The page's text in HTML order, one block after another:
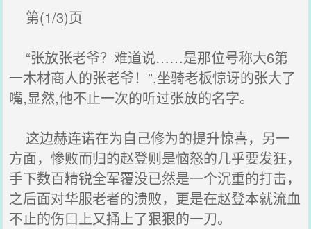
第(1/3)页
“张放张老爷？难道说……是那位号称大6第
一木材商人的张老爷！”,坐骑老板惊讶的张大了
嘴,显然,他不止一次的听过张放的名字。
这边赫连诺在为自己修为的提升惊喜，另一
方面，惨败而归的赵登则是恼怒的几乎要发狂，
手下数百精锐全军覆没已然是一个沉重的打击，
之后面对华服老者的溃败，更是在赵登本就流血
不止的伤口上又捅上了狠狠的一刀。